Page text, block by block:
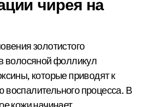
чирея на
золотистого
волосяной фолликул
которые приводят к
процесса. В